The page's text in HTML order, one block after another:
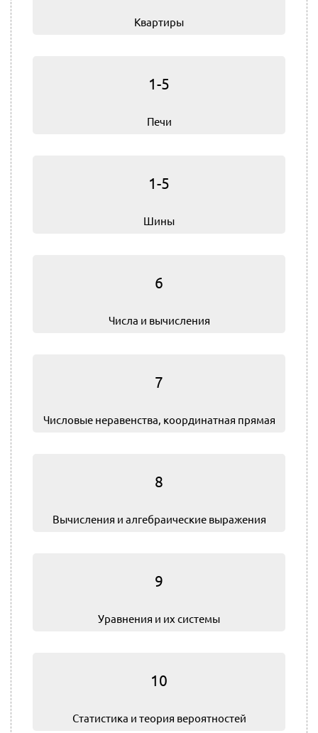
Квартиры
1-5
Печи
1-5
Шины
6
Числа и вычисления
7
Числовые неравенства, координатная прямая
8
Вычисления и алгебраические выражения
9
Уравнения и их системы
10
Статистика и теория вероятностей